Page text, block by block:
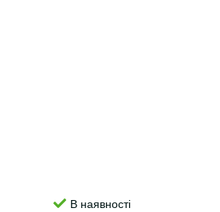
В наявності